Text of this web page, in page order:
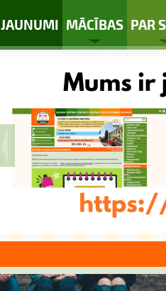
JAUNUMI MĀCĪBAS PAR